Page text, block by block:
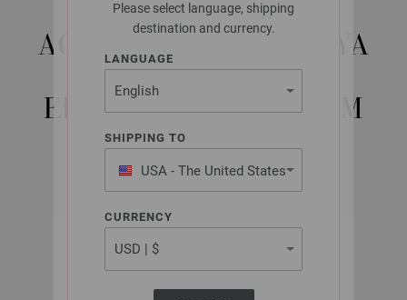
Please select language, shipping
destination and currency.
LANGUAGE
SHIPPING TO
USA - The United States
of America
CURRENCY
LANA GROSSA
AGUJA CIRCULAR HAYA
(TANJA STEINBACH
EDITION) NO. 5,5/60CM